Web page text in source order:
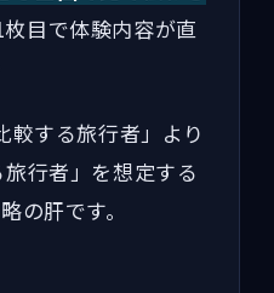
目で体験内容が直
較する旅行者」より
旅行者」を想定する
の肝です。